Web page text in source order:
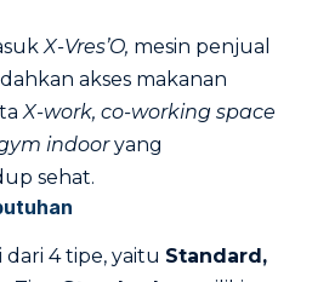
X-Vres’O, mesin penjual
akses makanan
X-work, co-working space
indooryang
sehat.
dari 4 tipe, yaitu Standard,